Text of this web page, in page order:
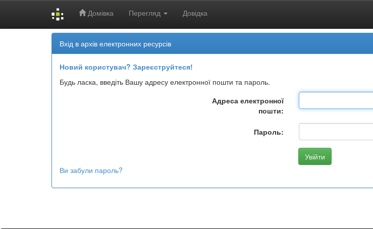
Домівка Перегляд Довідка
Вхід в архів електронних ресурсів
Новий користувач? Зареєструйтеся!
Будь ласка, введіть Вашу адресу електронної пошти та пароль.
Адреса електронної
пошти:
Пароль:
Ви забули пароль?